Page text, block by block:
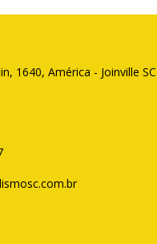
1640, América - Joinville SC